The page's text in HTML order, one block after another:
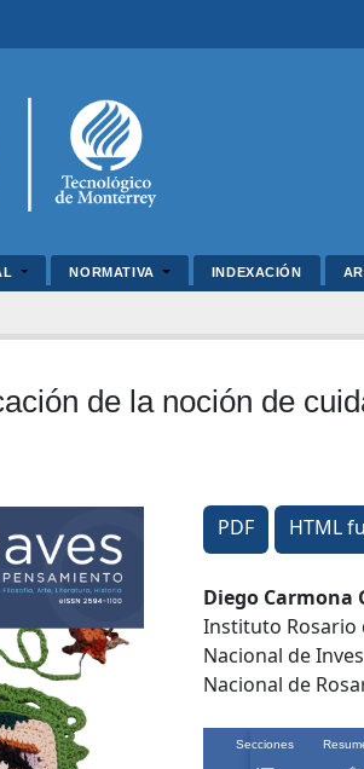
NORMATIVA INDEXACIÓN
de la noción de
PDF HTML
principal
del
artículo
Diego Carmona
Instituto Rosario
Nacional de
Nacional de